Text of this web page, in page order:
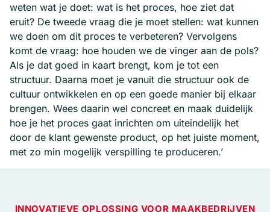
weten wat je doet: wat is het proces, hoe ziet dat
eruit? De tweede vraag die je moet stellen: wat kunnen
we doen om dit proces te verbeteren? Vervolgens
komt de vraag: hoe houden we de vinger aan de pols?
Als je dat goed in kaart brengt, kom je tot een
structuur. Daarna moet je vanuit die structuur ook de
cultuur ontwikkelen en op een goede manier bij elkaar
brengen. Wees daarin wel concreet en maak duidelijk
hoe je het proces gaat inrichten om uiteindelijk het
door de klant gewenste product, op het juiste moment,
met zo min mogelijk verspilling te produceren.’
INNOVATIEVE OPLOSSING VOOR MAAKBEDRIJVEN